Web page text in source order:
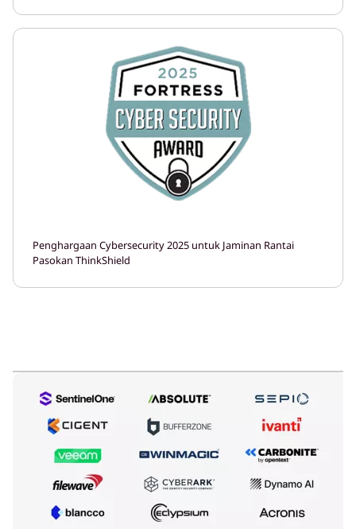
Penghargaan Cybersecurity 2025 untuk Jaminan Rantai
Pasokan ThinkShield